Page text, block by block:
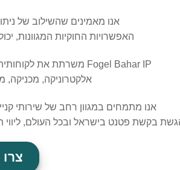
אנו מאמינים שהשילוב של
האפשרויות החוקיות המגוונות,
Fogel Bahar IP משרתת את לקוחותיה בארץ ובעולם בתעשיות השונות בתחומי התוכנה והאלגוריתמים,
אלקטרוניקה, מכניקה,
אנו מתמחים במגוון רחב של שירותי
בקשת פטנט בישראל ובכל העולם, ליווי